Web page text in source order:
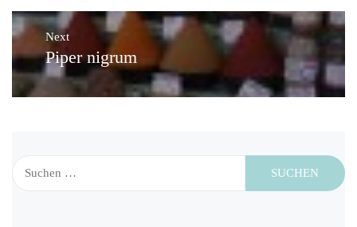
Next
Next
post:
Piper nigrum